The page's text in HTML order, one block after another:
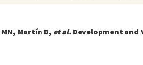
Martín B, et al.Development and